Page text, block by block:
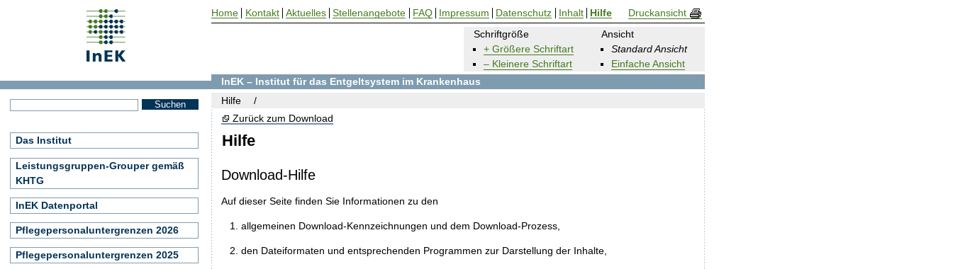
Hilfe
Schriftgröße
+ Größere Schriftart
– Kleinere Schriftart
Ansicht
Standard Ansicht
Einfache Ansicht
Zurück zum Download
Download-Hilfe
Auf dieser Seite finden Sie Informationen zu den
allgemeinen Download-Kennzeichnungen und dem Download-Prozess,
den Dateiformaten und entsprechenden Programmen zur Darstellung der Inhalte,
InEK – Institut für das Entgeltsystem im Krankenhaus
Hilfe
Das Institut
Leistungsgruppen-Grouper gemäß
KHTG
InEK Datenportal
Pflegepersonaluntergrenzen 2026
Pflegepersonaluntergrenzen 2025
Home Kontakt Aktuelles Stellenangebote FAQ Impressum Datenschutz Inhalt Hilfe Druckansicht